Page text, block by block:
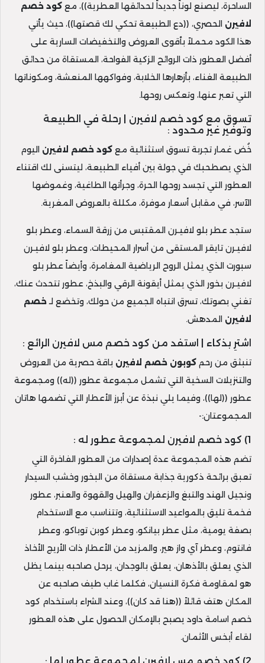
الساحرة، ليصنع لوناً جديداً لحدائقها العطرية))، مع كود خصم
لافيرن الحصري، ((دع الطبيعة تحكي لك قصتها))، حيث يأتي
هذا الكود محملاً بأقوى العروض والتخفيضات السارية على
أفضل العطور ذات الروائح الزكية الفواحة، المستقاة من حدائق
الطبيعة الغناء، بأزهارها الخلابة، وفواكهها المنعشة، ومكوناتها
التي تعبر عنها، وتعكس روحها.
تسوق مع كود خصم لافيرن | رحلة في الطبيعة
وتوفير غير محدود :
خُض غمار تجربة تسوق استثنائية مع كود خصم لافيرن اليوم
الذي يصطحبك في جولة بين أفياء الطبيعة، ليتسنى لك اقتناء
العطور التي تجسد روحها الحرة، وجرأتها الطاغية، وغموضها
الآسر، في مقابل أسعار موفرة، مكللة بالعروض المغرية.
ستجد عطر بلو لافيـرن المقتبس من زرقة السماء، وعطر بلو
لافيـرن تايقر المستقى من أسرار المحيطات، وعطر بلو لافيـرن
سبورت الذي يمثل الروح الرياضية المغامرة، وأيضاً عطر بلو
لافيـرن بخور الذي يمثل أيقونة الرقي والبذخ، عطور تتحدث عنك،
تغني بصوتك، تسرق انتباه الجميع من حولك، وتخضع لـخصم
لافيرن المدهش.
اشترِ بذكاء | استفد من كود خصم مس لافيرن الرائع :
تنبثق من رحم كوبون خصم لافيرن باقة حصرية من العروض
والتنزيلات السخية التي تشمل مجموعة عطور ((له)) ومجموعة
عطور ((لها))، وفيما يلي نبذة عن أبرز الأعطار التي تضمها هاتان
المجموعتان:-
1) كود خصم لافيرن لمجموعة عطور له :
تضم هذه المجموعة عدة إصدارات من العطور الفاخرة التي
تعبق برائحة ذكورية جذابة مستقاة من البخور وخشب السيدار
ونجيل الهند والتبغ والزعفران والهيل والقهوة والعنبر، عطور
فخمة تليق بالمواعيد الاستثنائية، وتتناسب مع الاستخدام
بصفة يومية، مثل عطر بيانكو، وعطر كوبن توباكو، وعطر
فانتوم، وعطر آي واز هير، والمزيد من الأعطار ذات الأريج الأخاذ
الذي يعلق بالأذهان، يعلق بالوجدان، يرحل صاحبه بينما يظل
هو لمقاومة فكرة النسيان، فكلما غاب طيف صاحبه عن
المكان هتف قائلاً ((هنا قد كان))، وعند الشراء باستخدام كود
خصم اسامة داود يصبح بالإمكان الحصول على هذه العطور
لقاء أبخس الأثمان.